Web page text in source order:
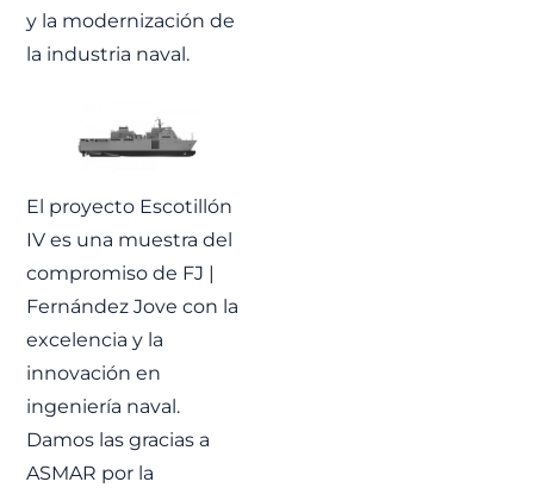
y la modernización de
la industria naval.
El proyecto Escotillón
IV es una muestra del
compromiso de FJ |
Fernández Jove con la
excelencia y la
innovación en
ingeniería naval.
Damos las gracias a
ASMAR por la